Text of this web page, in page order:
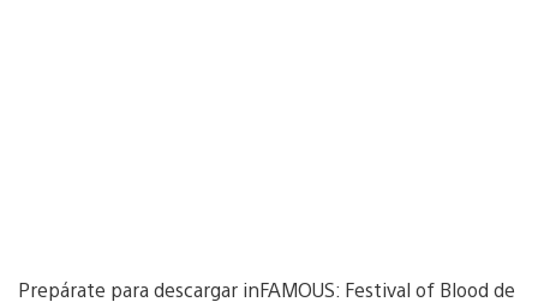
Prepárate para descargar inFAMOUS: Festival of Blood de